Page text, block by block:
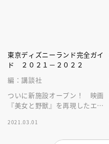
東京ディズニーランド完全ガイ
ド ２０２１－２０２２
編：講談社
ついに新施設オープン！ 映画
『美女と野獣』を再現したエリ
オ、ベイマックスのアトラクシ
2021.03.01